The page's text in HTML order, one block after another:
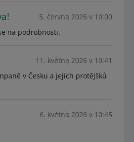
5. června 2026 v 10:00
na podrobnosti.
11. května 2026 v 10:41
v Česku a jejích protějšků
6. května 2026 v 10:45